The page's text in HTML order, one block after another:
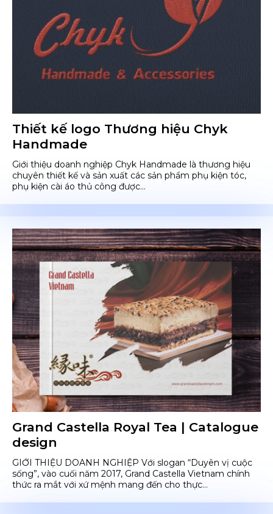
Thiết kế logo Thương hiệu Chyk
Handmade
Giới thiệu doanh nghiệp Chyk Handmade là thương hiệu
chuyên thiết kế và sản xuất các sản phẩm phụ kiện tóc,
phụ kiện cài áo thủ công được...
Grand Castella Royal Tea | Catalogue
design
GIỚI THIỆU DOANH NGHIỆP Với slogan “Duyên vị cuộc
sống”, vào cuối năm 2017, Grand Castella Vietnam chính
thức ra mắt với xứ mệnh mang đến cho thực...